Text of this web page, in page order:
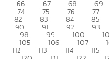
66 67 68 69
74 75 76 77
82 83 84 85
90 91 92 93
98 99 100
105 106 107
112 113 114 115